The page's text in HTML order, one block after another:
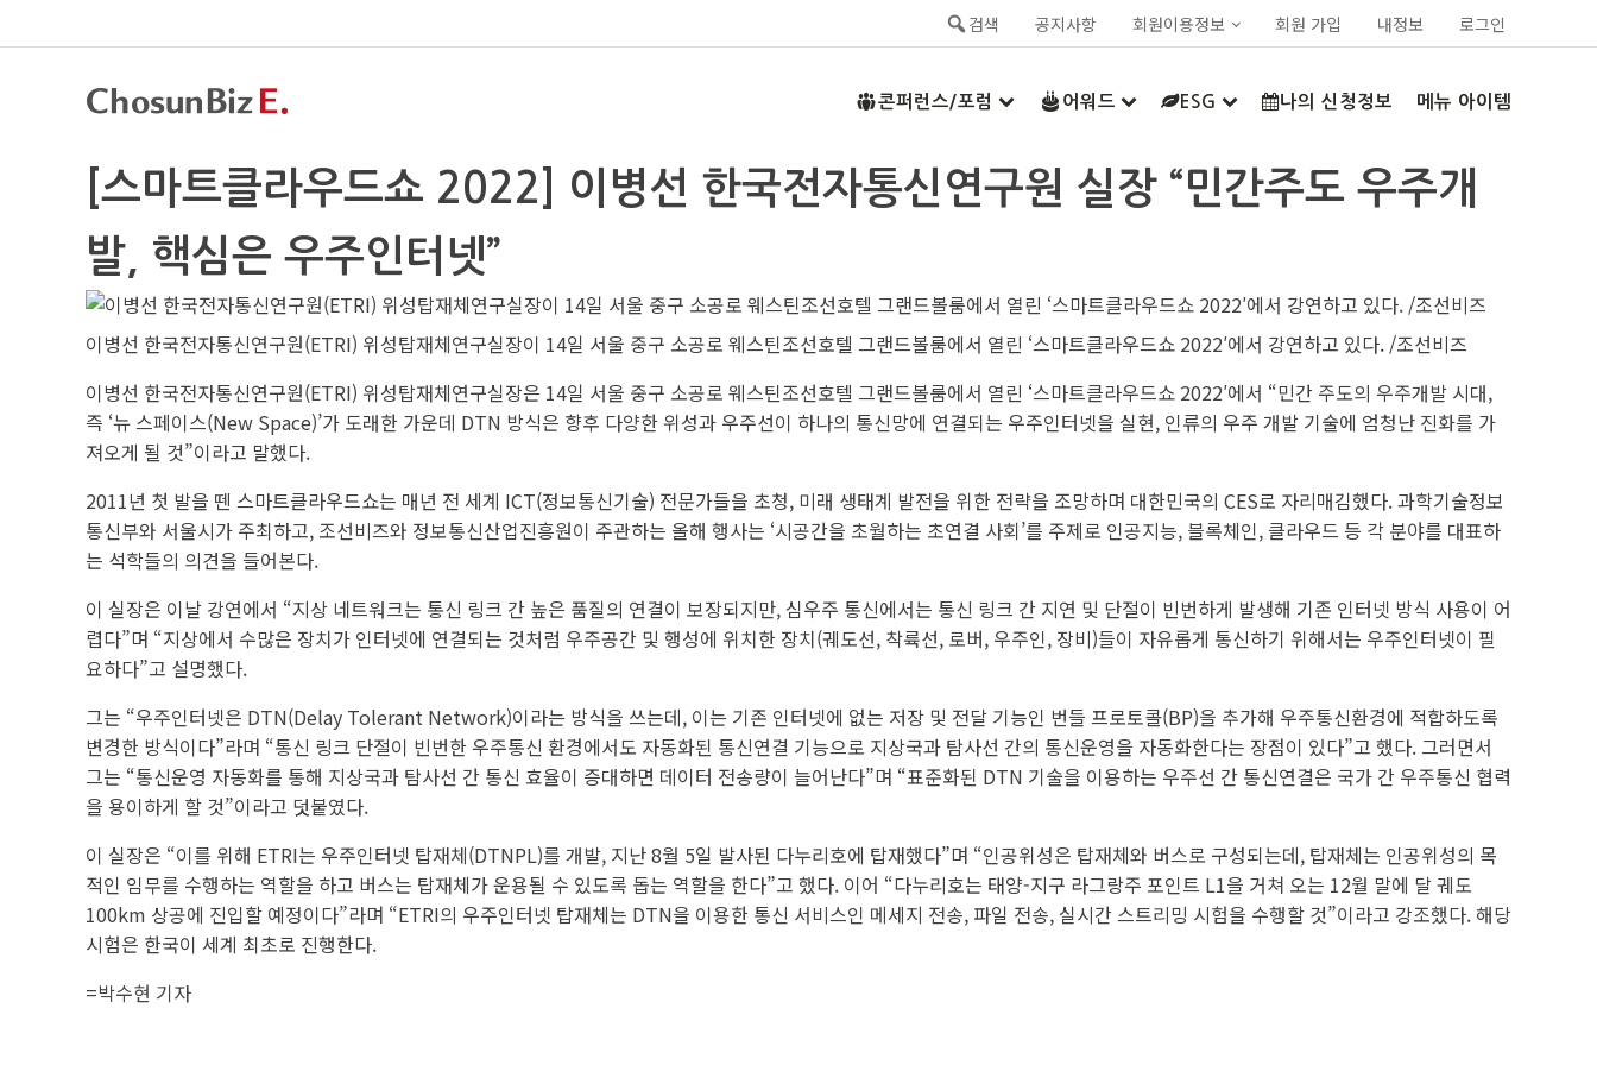
검색 공지사항 회원이용정보 회원 가입 내정보 로그인
콘퍼런스/포럼 어워드 ESG 나의 신청정보 메뉴 아이템
[스마트클라우드쇼 2022] 이병선 한국전자통신연구원 실장 “민간주도 우주개
발, 핵심은 우주인터넷”
이병선 한국전자통신연구원(ETRI) 위성탑재체연구실장이 14일 서울 중구 소공로 웨스틴조선호텔 그랜드볼룸에서 열린 ‘스마트클라우드쇼 2022′에서 강연하고 있다. /조선비즈
이병선 한국전자통신연구원(ETRI) 위성탑재체연구실장은 14일 서울 중구 소공로 웨스틴조선호텔 그랜드볼룸에서 열린 ‘스마트클라우드쇼 2022′에서 “민간 주도의 우주개발 시대,
즉 ‘뉴 스페이스(New Space)’가 도래한 가운데 DTN 방식은 향후 다양한 위성과 우주선이 하나의 통신망에 연결되는 우주인터넷을 실현, 인류의 우주 개발 기술에 엄청난 진화를 가
져오게 될 것”이라고 말했다.
2011년 첫 발을 뗀 스마트클라우드쇼는 매년 전 세계 ICT(정보통신기술) 전문가들을 초청, 미래 생태계 발전을 위한 전략을 조망하며 대한민국의 CES로 자리매김했다. 과학기술정보
통신부와 서울시가 주최하고, 조선비즈와 정보통신산업진흥원이 주관하는 올해 행사는 ‘시공간을 초월하는 초연결 사회’를 주제로 인공지능, 블록체인, 클라우드 등 각 분야를 대표하
는 석학들의 의견을 들어본다.
이 실장은 이날 강연에서 “지상 네트워크는 통신 링크 간 높은 품질의 연결이 보장되지만, 심우주 통신에서는 통신 링크 간 지연 및 단절이 빈번하게 발생해 기존 인터넷 방식 사용이 어
렵다”며 “지상에서 수많은 장치가 인터넷에 연결되는 것처럼 우주공간 및 행성에 위치한 장치(궤도선, 착륙선, 로버, 우주인, 장비)들이 자유롭게 통신하기 위해서는 우주인터넷이 필
요하다”고 설명했다.
그는 “우주인터넷은 DTN(Delay Tolerant Network)이라는 방식을 쓰는데, 이는 기존 인터넷에 없는 저장 및 전달 기능인 번들 프로토콜(BP)을 추가해 우주통신환경에 적합하도록
변경한 방식이다”라며 “통신 링크 단절이 빈번한 우주통신 환경에서도 자동화된 통신연결 기능으로 지상국과 탐사선 간의 통신운영을 자동화한다는 장점이 있다”고 했다. 그러면서
그는 “통신운영 자동화를 통해 지상국과 탐사선 간 통신 효율이 증대하면 데이터 전송량이 늘어난다”며 “표준화된 DTN 기술을 이용하는 우주선 간 통신연결은 국가 간 우주통신 협력
을 용이하게 할 것”이라고 덧붙였다.
이 실장은 “이를 위해 ETRI는 우주인터넷 탑재체(DTNPL)를 개발, 지난 8월 5일 발사된 다누리호에 탑재했다”며 “인공위성은 탑재체와 버스로 구성되는데, 탑재체는 인공위성의 목
적인 임무를 수행하는 역할을 하고 버스는 탑재체가 운용될 수 있도록 돕는 역할을 한다”고 했다. 이어 “다누리호는 태양-지구 라그랑주 포인트 L1을 거쳐 오는 12월 말에 달 궤도
100km 상공에 진입할 예정이다”라며 “ETRI의 우주인터넷 탑재체는 DTN을 이용한 통신 서비스인 메세지 전송, 파일 전송, 실시간 스트리밍 시험을 수행할 것”이라고 강조했다. 해당
시험은 한국이 세계 최초로 진행한다.
=박수현 기자